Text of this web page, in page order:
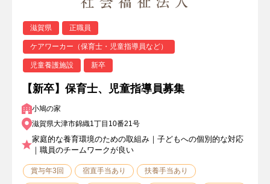
滋賀県 正職員
ケアワーカー（保育士・児童指導員など）
児童養護施設 新卒
【新卒】保育士、児童指導員募集
小鳩の家
滋賀県大津市錦織1丁目10番21号
家庭的な養育環境のための取組み｜子どもへの個別的な対応
｜職員のチームワークが良い
賞与年3回 宿直手当あり 扶養手当あり